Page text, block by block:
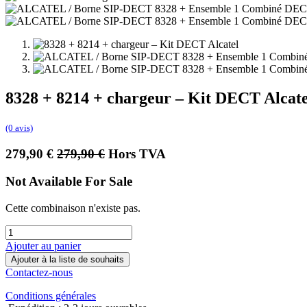
8328 + 8214 + chargeur – Kit DECT
(0 avis)
279,90 € 279,90€ Hors TVA
Not Available For Sale
Cette combinaison n'existe pas.
Ajouter au panier
Ajouter à la liste de souhaits
Contactez-nous
Conditions générales